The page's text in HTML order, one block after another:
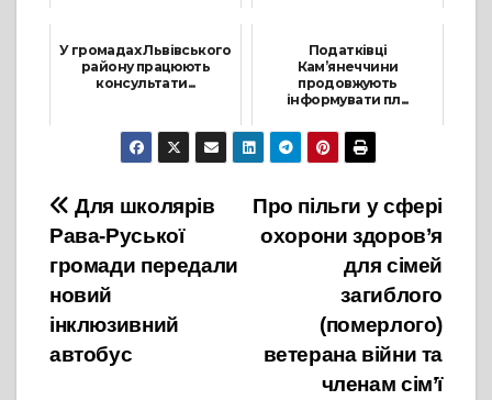
У громадах Львівського
району працюють
консультати...
9 Вересня, 2022
Податківці
Кам’янеччини
продовжують
інформувати пл...
1 Червня, 2023
Навігація
записів
Про пільги у сфері
охорони здоров’я
для сімей
загиблого
(померлого)
ветерана війни та
членам сім’ї
Для школярів
Рава-Руської
громади передали
новий
інклюзивний
автобус